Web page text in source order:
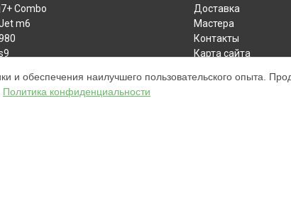
Combo
m6
i7
Доставка
Мастера
Контакты
Карта сайта
и обеспечения наилучшего пользовательского опыта.
Политика конфиденциальности